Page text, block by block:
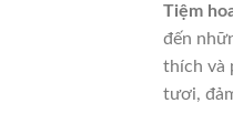
Tiệm
đến
thích và
tươi,